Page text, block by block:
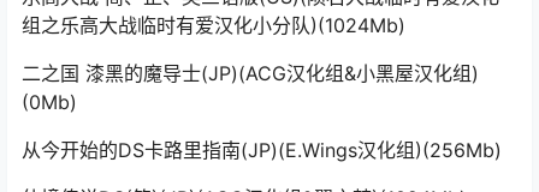
组之乐高大战临时有爱汉化小分队)(1024Mb)
二之国 漆黑的魔导士(JP)(ACG汉化组&小黑屋汉化组)
(0Mb)
从今开始的DS卡路里指南(JP)(E.Wings汉化组)(256Mb)